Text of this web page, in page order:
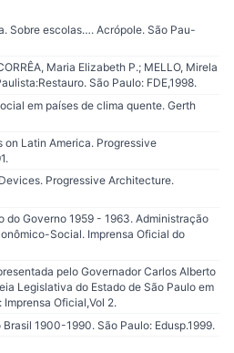
Sobre escolas…. Acrópole. São Pau-
Maria Elizabeth P.; MELLO, Mirela
São Paulo: FDE,1998.
em países de clima quente. Gerth
on Latin America. Progressive
Progressive Architecture.
do Governo 1959 - 1963. Administração
Social. Imprensa Oficial do
pelo Governador Carlos Alberto
Legislativa do Estado de São Paulo em
Imprensa Oficial,Vol 2.
1900-1990. São Paulo: Edusp.1999.